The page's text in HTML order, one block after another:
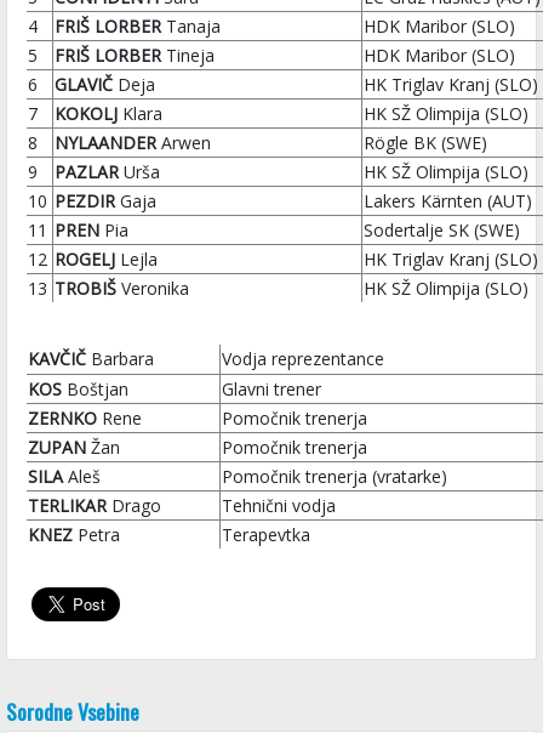
4
FRIŠ LORBERTanaja
HDK Maribor (SLO)
5
FRIŠ LORBERTineja
HDK Maribor (SLO)
6
GLAVIČ Deja
HK Triglav Kranj (SLO)
7
KOKOLJ Klara
HK SŽ Olimpija (SLO)
8
NYLAANDERArwen
Rögle BK (SWE)
9
PAZLARUrša
HK SŽ Olimpija (SLO)
10 PEZDIRGaja
Lakers Kärnten (AUT)
11 PREN Pia
Sodertalje SK (SWE)
12 ROGELJ Lejla
HK Triglav Kranj (SLO)
13 TROBIŠ Veronika HK SŽ Olimpija (SLO)
KAVČIČ Barbara
Vodja reprezentance
KOS Boštjan
Glavni trener
ZERNKO Rene
Pomočnik trenerja
ZUPAN Žan
Pomočnik trenerja
SILAAleš
Pomočnik trenerja (vratarke)
TERLIKAR Drago
Tehnični vodja
KNEZ Petra Terapevtka
Sorodne Vsebine